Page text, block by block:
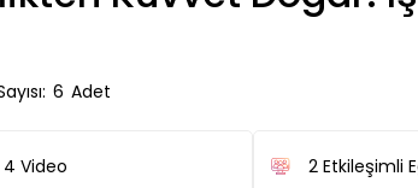
6 Adet
4 Video 2 Etkileşimli